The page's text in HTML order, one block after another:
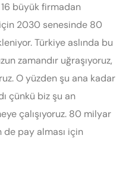
büyük firmadan
2030 senesinde 80
Türkiye aslında bu
zamandır uğraşıyoruz,
O yüzden şu ana kadar
çünkü biz şu an
çalışıyoruz. 80 milyar
de pay alması için